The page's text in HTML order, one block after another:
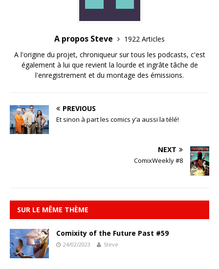
A propos Steve
1922 Articles
A l'origine du projet, chroniqueur sur tous les podcasts, c'est
également à lui que revient la lourde et ingrâte tâche de
l'enregistrement et du montage des émissions.
PREVIOUS
Et sinon à part les comics y’a aussi la télé!
NEXT
ComixWeekly #8
SUR LE MÊME THÈME
Comixity of the Future Past #59
24/02/2023 Steve